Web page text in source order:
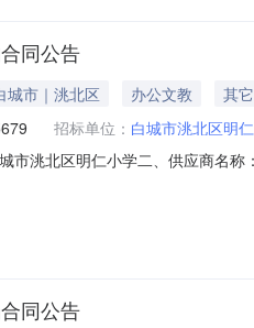
同公告
城市｜洮北区 办公文教
其它
招标单位： 白城市洮北区明
市洮北区明仁小学二、供应商名
或标的基本概况：七、其它事项
同公告